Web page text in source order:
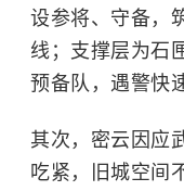
设参将、守备，
线；支撑层为石
预备队，遇警快
其次，密云因应
吃紧，旧城空间